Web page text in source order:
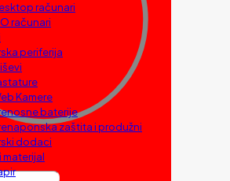
računari
računari
periferija
Kamere
baterije
zaštita i produžni
dodaci
materijal